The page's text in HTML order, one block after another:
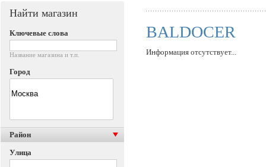
BALDOCER
Информация отсутствует...
Найти магазин
Ключевые слова
Название магазина и т.п.
Город
Район
Улица